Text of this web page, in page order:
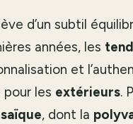
d’un subtil
années, les
et
pour les extérieurs.
, dont la